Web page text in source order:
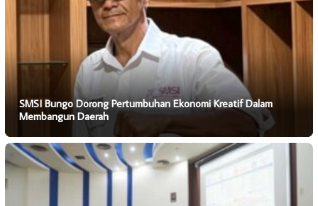
SMSI Bungo Dorong Pertumbuhan Ekonomi Kreatif Dalam
Membangun Daerah